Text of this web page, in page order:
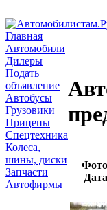
Главная
Автомобили
Дилеры
Подать
объявление
Автобусы
Грузовики
Прицепы
Спецтехника
Колеса,
шины, диски
Запчасти
Автофирмы
Дата